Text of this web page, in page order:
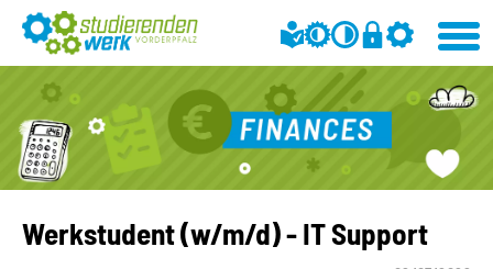
Werkstudent (w/m/d) - IT Support